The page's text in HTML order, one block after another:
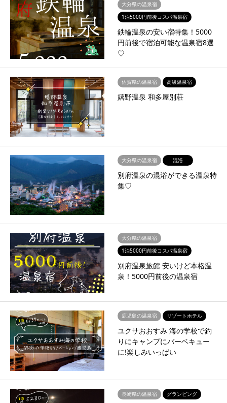
大分県の温泉宿
1泊5000円前後コスパ温泉宿
鉄輪温泉の安い宿特集！5000
円前後で宿泊可能な温泉宿8選
♡
佐賀県の温泉宿 高級温泉宿
嬉野温泉 和多屋別荘
大分県の温泉宿 混浴
別府温泉の混浴ができる温泉特
集♡
大分県の温泉宿
1泊5000円前後コスパ温泉宿
別府温泉旅館 安いけど本格温
泉！5000円前後の温泉宿
鹿児島の温泉宿 リゾートホテル
ユクサおおすみ 海の学校で釣
りにキャンプにバーベキュー
に!楽しみいっぱい
長崎県の温泉宿 グランピング